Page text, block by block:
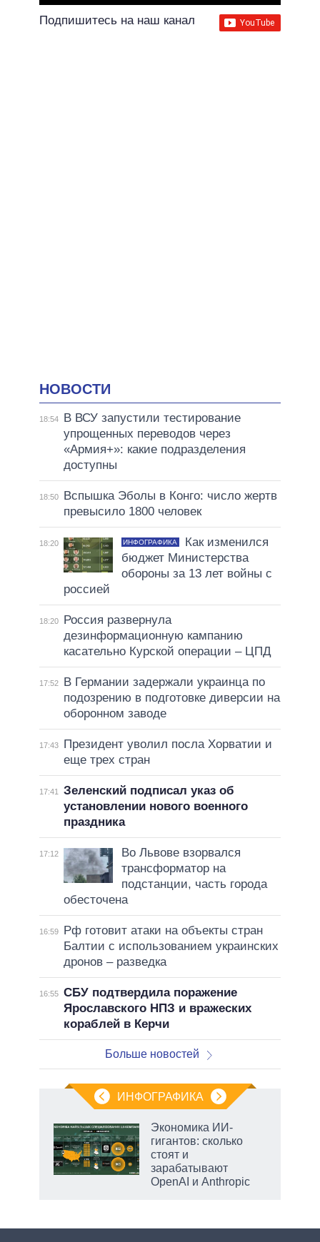
Подпишитесь на наш канал
НОВОСТИ
18:54
В ВСУ запустили тестирование
упрощенных переводов через
«Армия+»: какие подразделения
доступны
18:50
Вспышка Эболы в Конго: число жертв
превысило 1800 человек
18:20 ИНФОГРАФИКА
Как изменился
бюджет Министерства
обороны за 13 лет войны с
россией
18:20
Россия развернула
дезинформационную кампанию
касательно Курской операции – ЦПД
17:52
В Германии задержали украинца по
подозрению в подготовке диверсии на
оборонном заводе
17:43
Президент уволил посла Хорватии и
еще трех стран
17:41
Зеленский подписал указ об
установлении нового военного
праздника
17:12
Во Львове взорвался
трансформатор на
подстанции, часть города
обесточена
16:59
Рф готовит атаки на объекты стран
Балтии с использованием украинских
дронов – разведка
16:55 СБУ подтвердила поражение
Ярославского НПЗ и вражеских
кораблей в Керчи
Больше новостей
ИНФОГРАФИКА
Экономика ИИ-
гигантов: сколько
стоят и
зарабатывают
OpenAI и Anthropic